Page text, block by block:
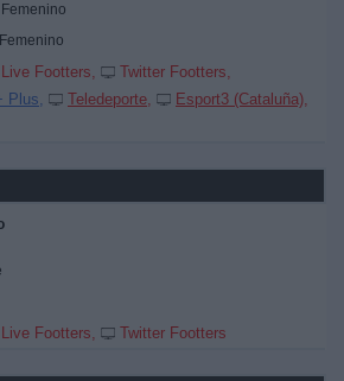
Footters
Twitter Footters
Plus
Teledeporte
Esport3 (Cataluña)
Footters Twitter Footters